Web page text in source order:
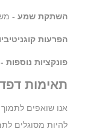
השתקת שמע -
הפרעות
פונקציות נוספות -
תאימות
אנו שואפים